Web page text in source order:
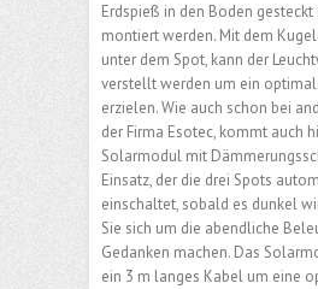
Erdspieß in den Boden gesteckt
montiert werden. Mit dem
unter dem Spot, kann der
verstellt werden um ein
erzielen. Wie auch schon bei
der Firma Esotec, kommt auch
Solarmodul mit
Einsatz, der die drei Spots
einschaltet, sobald es dunkel
Sie sich um die abendliche
Gedanken machen. Das
ein 3 m langes Kabel um eine